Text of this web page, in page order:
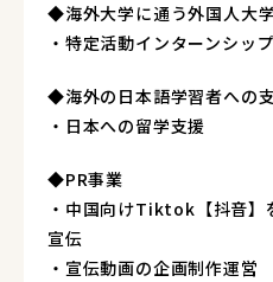
◆海外大学に通う外国人大
・特定活動インターンシッ
◆海外の日本語学習者への
・日本への留学支援
◆PR事業
・中国向けTiktok【抖音】
宣伝
・宣伝動画の企画制作運営